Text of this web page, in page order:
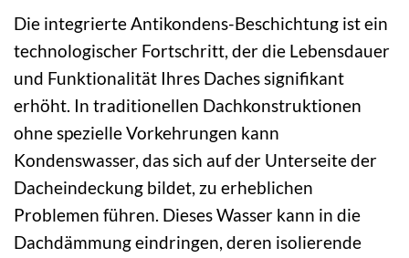
Die integrierte Antikondens-Beschichtung ist ein
technologischer Fortschritt, der die Lebensdauer
und Funktionalität Ihres Daches signifikant
erhöht. In traditionellen Dachkonstruktionen
ohne spezielle Vorkehrungen kann
Kondenswasser, das sich auf der Unterseite der
Dacheindeckung bildet, zu erheblichen
Problemen führen. Dieses Wasser kann in die
Dachdämmung eindringen, deren isolierende